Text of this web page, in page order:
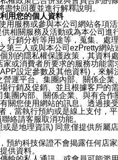
快回覆並進行解釋說明。
用您的個人資料
用服務或參與本公司網站各項
相關服務及活動或為本公司
行銷分析等用途等，蒐集、處
第三人或與本公司ezPretty網
別的隱私權保護政策，其資料
或消費者所要求的服務功能
設定參數及其他資料)，來
運平台、集團內部、關係企
行銷及促銷、並且根據客戶的
團內部、關係企業、與有合
關您使用網站的訊息。透過接
，當執行預約或是線上支付，
絡請客服取消功能。
是地理資訊) 同意僅提供所屬
預約科技保證不會揭露任何店
供資料。